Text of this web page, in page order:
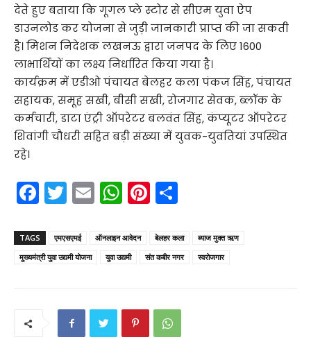
देते हुए बताया कि गूगल प्ले स्टोर से सीएम युवा ऐप
डाउनलोड कर योजना से जुड़ी जानकारी प्राप्त की जा सकती
है। मिशन निदेशक लखनऊ द्वारा जनपद के लिए 1600
लाभार्थियों का लक्ष्य निर्धारित किया गया है।
कार्यक्रम में एडीओ पंचायत बेलहर कला पंकज सिंह, पंचायत
सहायक, समूह सखी, बीसी सखी, रोजगार सेवक, ब्लॉक के
कर्मचारी, डाटा एंट्री ऑपरेटर बलवंत सिंह, कंप्यूटर ऑपरेटर
शिवांगी चौधरी सहित बड़ी संख्या में युवक-युवतियां उपस्थित
रहे।
F
a
c
e
T
w
itt
er
E
m
ai
W
h
a
ts
p
p
Pi
nt
er
e
ar
e
TAGS एमएसएमई ऑनलाइन आवेदन बेलहर कला
ब्याज मुक्त ऋण
मुख्यमंत्री युवा उद्यमी योजना
युवा उद्यमी संत कबीर नगर स्वरोजगार